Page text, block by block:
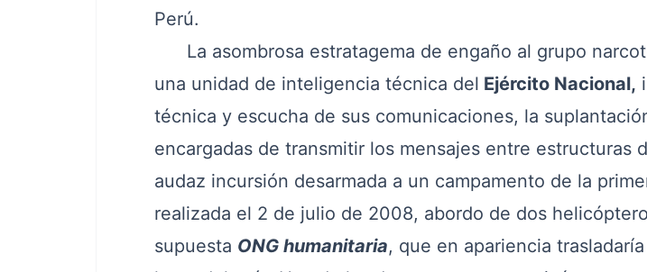
Perú.
La asombrosa estratagema de engaño al grupo
una unidad de inteligencia técnica del Ejército Nacional,
técnica y escucha de sus comunicaciones, la
encargadas de transmitir los mensajes entre estructuras
audaz incursión desarmada a un campamento de la
realizada el 2 de julio de 2008, abordo de dos
supuesta ONG humanitaria, que en apariencia